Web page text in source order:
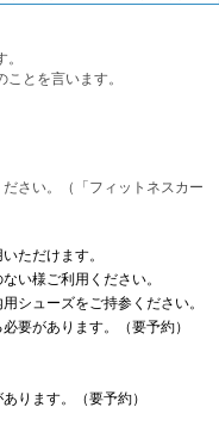
とを言います。
さい。（「フィットネスカー
ただけます。
い様ご利用ください。
シューズをご持参ください。
要があります。（要予約）
ります。（要予約）